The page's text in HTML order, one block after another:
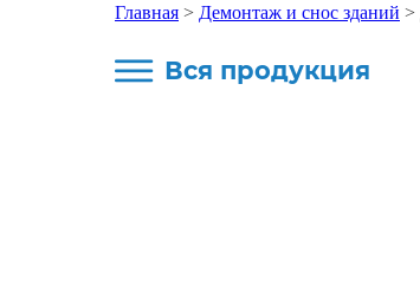
Главная > Демонтаж и снос зданий >
Вся продукция